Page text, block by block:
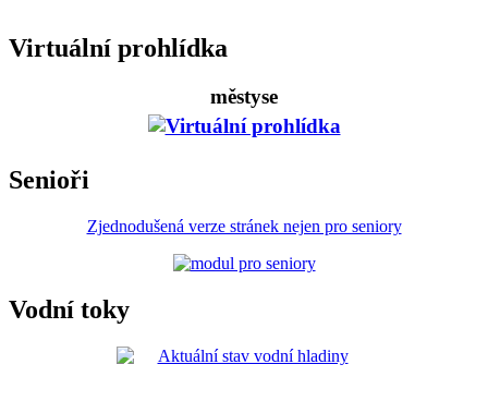
Virtuální prohlídka
městyse
Senioři
Zjednodušená verze stránek nejen pro seniory
Vodní toky